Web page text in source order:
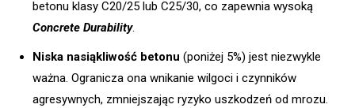
betonu klasy C20/25 lub C25/30, co zapewnia wysoką
Concrete Durability.
Niska nasiąkliwość betonu (poniżej 5%) jest niezwykle
ważna. Ogranicza ona wnikanie wilgoci i czynników
agresywnych, zmniejszając ryzyko uszkodzeń od mrozu.